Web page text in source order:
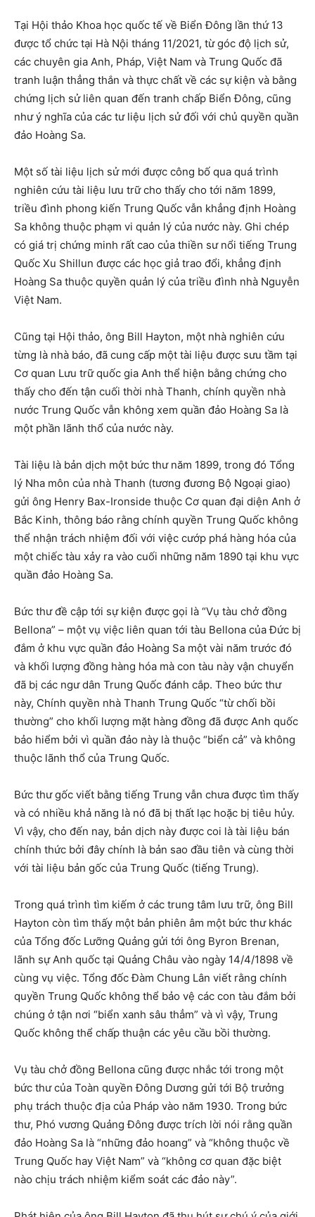
Tại Hội thảo Khoa học quốc tế về Biển Đông lần thứ 13
được tổ chức tại Hà Nội tháng 11/2021, từ góc độ lịch sử,
các chuyên gia Anh, Pháp, Việt Nam và Trung Quốc đã
tranh luận thẳng thắn và thực chất về các sự kiện và bằng
chứng lịch sử liên quan đến tranh chấp Biển Đông, cũng
như ý nghĩa của các tư liệu lịch sử đối với chủ quyền quần
đảo Hoàng Sa.
Một số tài liệu lịch sử mới được công bố qua quá trình
nghiên cứu tài liệu lưu trữ cho thấy cho tới năm 1899,
triều đình phong kiến Trung Quốc vẫn khẳng định Hoàng
Sa không thuộc phạm vi quản lý của nước này. Ghi chép
có giá trị chứng minh rất cao của thiền sư nổi tiếng Trung
Quốc Xu Shillun được các học giả trao đổi, khẳng định
Hoàng Sa thuộc quyền quản lý của triều đình nhà Nguyễn
Việt Nam.
Cũng tại Hội thảo, ông Bill Hayton, một nhà nghiên cứu
từng là nhà báo, đã cung cấp một tài liệu được sưu tầm tại
Cơ quan Lưu trữ quốc gia Anh thể hiện bằng chứng cho
thấy cho đến tận cuối thời nhà Thanh, chính quyền nhà
nước Trung Quốc vẫn không xem quần đảo Hoàng Sa là
một phần lãnh thổ của nước này.
Tài liệu là bản dịch một bức thư năm 1899, trong đó Tổng
lý Nha môn của nhà Thanh (tương đương Bộ Ngoại giao)
gửi ông Henry Bax-Ironside thuộc Cơ quan đại diện Anh ở
Bắc Kinh, thông báo rằng chính quyền Trung Quốc không
thể nhận trách nhiệm đối với việc cướp phá hàng hóa của
một chiếc tàu xảy ra vào cuối những năm 1890 tại khu vực
quần đảo Hoàng Sa.
Bức thư đề cập tới sự kiện được gọi là “Vụ tàu chở đồng
Bellona” – một vụ việc liên quan tới tàu Bellona của Đức bị
đắm ở khu vực quần đảo Hoàng Sa một vài năm trước đó
và khối lượng đồng hàng hóa mà con tàu này vận chuyển
đã bị các ngư dân Trung Quốc đánh cắp. Theo bức thư
này, Chính quyền nhà Thanh Trung Quốc “từ chối bồi
thường” cho khối lượng mặt hàng đồng đã được Anh quốc
bảo hiểm bởi vì quần đảo này là thuộc “biển cả” và không
thuộc lãnh thổ của Trung Quốc.
Bức thư gốc viết bằng tiếng Trung vẫn chưa được tìm thấy
và có nhiều khả năng là nó đã bị thất lạc hoặc bị tiêu hủy.
Vì vậy, cho đến nay, bản dịch này được coi là tài liệu bán
chính thức bởi đây chính là bản sao đầu tiên và cùng thời
với tài liệu bản gốc của Trung Quốc (tiếng Trung).
Trong quá trình tìm kiếm ở các trung tâm lưu trữ, ông Bill
Hayton còn tìm thấy một bản phiên âm một bức thư khác
của Tổng đốc Lưỡng Quảng gửi tới ông Byron Brenan,
lãnh sự Anh quốc tại Quảng Châu vào ngày 14/4/1898 về
cùng vụ việc. Tổng đốc Đàm Chung Lân viết rằng chính
quyền Trung Quốc không thể bảo vệ các con tàu đắm bởi
chúng ở tận nơi “biển xanh sâu thẳm” và vì vậy, Trung
Quốc không thể chấp thuận các yêu cầu bồi thường.
Vụ tàu chở đồng Bellona cũng được nhắc tới trong một
bức thư của Toàn quyền Đông Dương gửi tới Bộ trưởng
phụ trách thuộc địa của Pháp vào năm 1930. Trong bức
thư, Phó vương Quảng Đông được trích lời nói rằng quần
đảo Hoàng Sa là “những đảo hoang” và “không thuộc về
Trung Quốc hay Việt Nam” và “không cơ quan đặc biệt
nào chịu trách nhiệm kiểm soát các đảo này”.